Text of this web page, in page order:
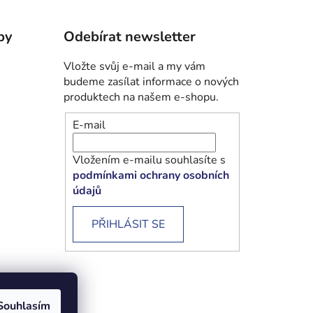
Odebírat newsletter
Vložte svůj e-mail a my vám
budeme zasílat informace o nových
produktech na našem e-shopu.
E-mail
Vložením e-mailu souhlasíte s
podmínkami ochrany osobních
údajů
PŘIHLÁSIT SE